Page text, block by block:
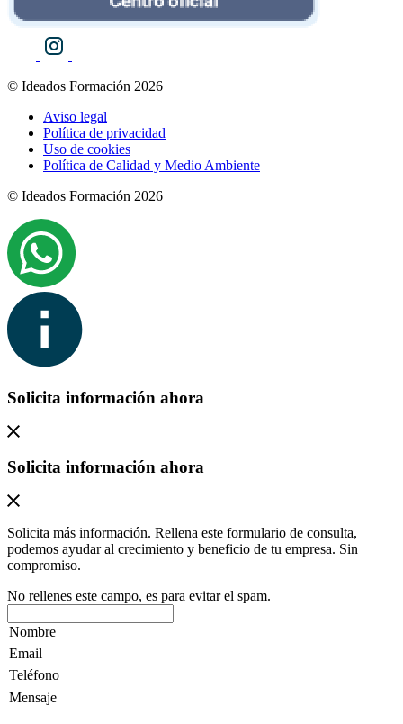
© Ideados Formación 2026
Aviso legal
Política de privacidad
Uso de cookies
Política de Calidad y Medio Ambiente
© Ideados Formación 2026
Solicita información ahora
Solicita información ahora
Solicita más información. Rellena este formulario de consulta,
podemos ayudar al crecimiento y beneficio de tu empresa. Sin
compromiso.
No rellenes este campo, es para evitar el spam.